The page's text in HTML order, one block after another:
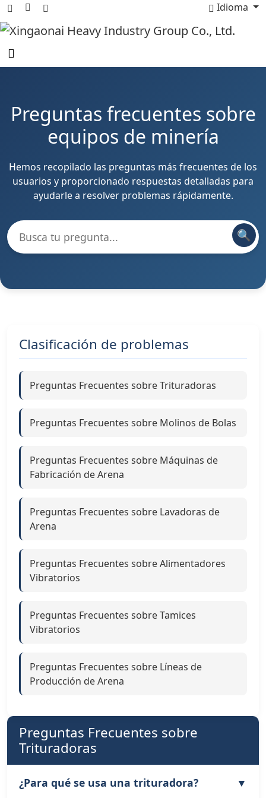
Idioma
Preguntas frecuentes sobre
equipos de minería
Hemos recopilado las preguntas más frecuentes de los
usuarios y proporcionado respuestas detalladas para
ayudarle a resolver problemas rápidamente.
🔍
Clasificación de problemas
Preguntas Frecuentes sobre Trituradoras
Preguntas Frecuentes sobre Molinos de Bolas
Preguntas Frecuentes sobre Máquinas de
Fabricación de Arena
Preguntas Frecuentes sobre Lavadoras de
Arena
Preguntas Frecuentes sobre Alimentadores
Vibratorios
Preguntas Frecuentes sobre Tamices
Vibratorios
Preguntas Frecuentes sobre Líneas de
Producción de Arena
Preguntas Frecuentes sobre
Trituradoras
¿Para qué se usa una trituradora?